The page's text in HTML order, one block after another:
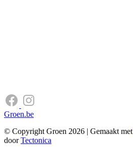
Groen.be
© Copyright Groen 2026 | Gemaakt met
doorTectonica